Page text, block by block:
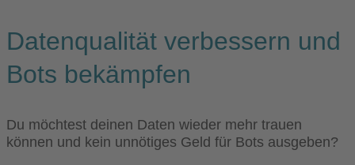
Datenqualität verbessern und
Bots bekämpfen
Du möchtest deinen Daten wieder mehr trauen
können und kein unnötiges Geld für Bots ausgeben?